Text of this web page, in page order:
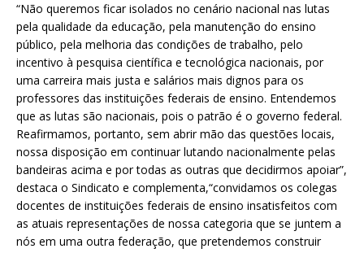
“Não queremos ficar isolados no cenário nacional nas lutas
pela qualidade da educação, pela manutenção do ensino
público, pela melhoria das condições de trabalho, pelo
incentivo à pesquisa científica e tecnológica nacionais, por
uma carreira mais justa e salários mais dignos para os
professores das instituições federais de ensino. Entendemos
que as lutas são nacionais, pois o patrão é o governo federal.
Reafirmamos, portanto, sem abrir mão das questões locais,
nossa disposição em continuar lutando nacionalmente pelas
bandeiras acima e por todas as outras que decidirmos apoiar”,
destaca o Sindicato e complementa,“convidamos os colegas
docentes de instituições federais de ensino insatisfeitos com
as atuais representações de nossa categoria que se juntem a
nós em uma outra federação, que pretendemos construir